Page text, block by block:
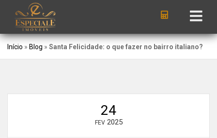
Início » Blog » Santa Felicidade: o que fazer no bairro italiano?
24
FEV 2025